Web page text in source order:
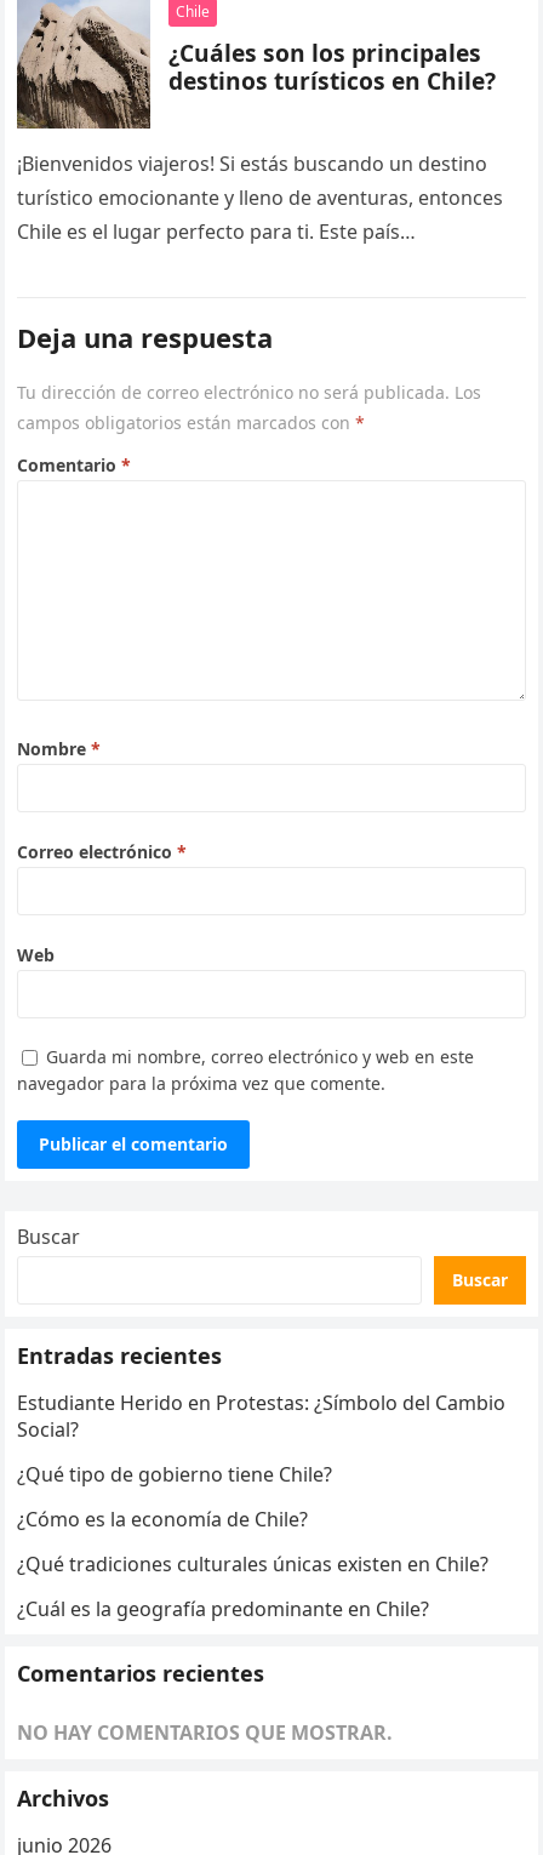
Chile
¿Cuáles son los principales
destinos turísticos en Chile?
¡Bienvenidos viajeros! Si estás buscando un destino
turístico emocionante y lleno de aventuras, entonces
Chile es el lugar perfecto para ti. Este país
Deja una respuesta
Tu dirección de correo electrónico no será publicada. Los
campos obligatorios están marcados con*
Comentario*
Nombre*
Correo electrónico*
Web
Guarda mi nombre, correo electrónico y web en este
navegador para la próxima vez que comente.
Buscar
Buscar
Entradas recientes
Estudiante Herido en Protestas: ¿Símbolo del Cambio
Social?
¿Qué tipo de gobierno tiene Chile?
¿Cómo es la economía de Chile?
¿Qué tradiciones culturales únicas existen en Chile?
¿Cuál es la geografía predominante en Chile?
Comentarios recientes
NO HAY COMENTARIOS QUE MOSTRAR.
Archivos
junio 2026